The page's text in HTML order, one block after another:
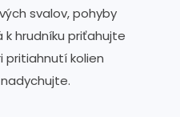
svalov, pohyby
k hrudníku priťahujte
pritiahnutí kolien